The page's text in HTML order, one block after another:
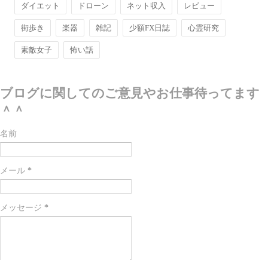
ダイエット ドローン ネット収入 レビュー
街歩き 楽器 雑記 少額FX日誌 心霊研究
素敵女子 怖い話
ブログに関してのご意見やお仕事待ってます
＾＾
名前
メール *
メッセージ *